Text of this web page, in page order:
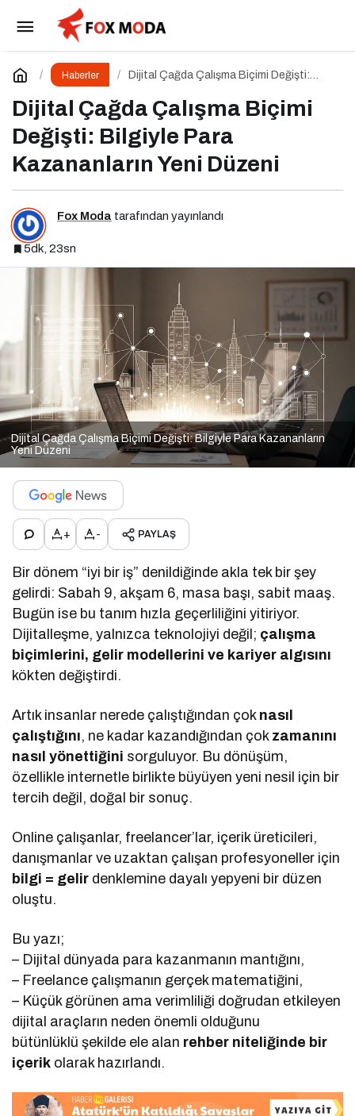
Haberler
Dijital Çağda Çalışma Biçimi Değişti:
Dijital Çağda Çalışma Biçimi
Değişti: Bilgiyle Para
Kazananların Yeni Düzeni
Fox Moda tarafından yayınlandı
5dk, 23sn
Dijital Çağda Çalışma Biçimi Değişti: Bilgiyle Para Kazananların
Yeni Düzeni
+ - PAYLAŞ
Bir dönem “iyi bir iş” denildiğinde akla tek bir şey
gelirdi: Sabah 9, akşam 6, masa başı, sabit maaş.
Bugün ise bu tanım hızla geçerliliğini yitiriyor.
Dijitalleşme, yalnızca teknolojiyi değil; çalışma
biçimlerini, gelir modellerini ve kariyer algısını
kökten değiştirdi.
Artık insanlar nerede çalıştığından çok nasıl
çalıştığını, ne kadar kazandığından çok zamanını
nasıl yönettiğini sorguluyor. Bu dönüşüm,
özellikle internetle birlikte büyüyen yeni nesil için bir
tercih değil, doğal bir sonuç.
Online çalışanlar, freelancer’lar, içerik üreticileri,
danışmanlar ve uzaktan çalışan profesyoneller için
bilgi = gelir denklemine dayalı yepyeni bir düzen
oluştu.
Bu yazı;
– Dijital dünyada para kazanmanın mantığını,
– Freelance çalışmanın gerçek matematiğini,
– Küçük görünen ama verimliliği doğrudan etkileyen
dijital araçların neden önemli olduğunu
bütünlüklü şekilde ele alan rehber niteliğinde bir
içerik olarak hazırlandı.
Meclis’te Gündem Yoğun: 11. Yargı Paketi ve
Memur Zammında Son Durum!
Yorum Yap